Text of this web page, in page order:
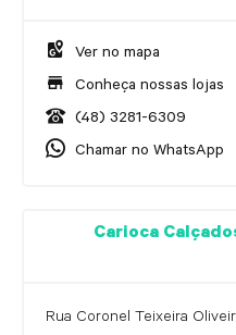
Ver no mapa
Conheça nossas lojas
(48) 3281-6309
Chamar no WhatsApp
Carioca
Rua Coronel Teixeira